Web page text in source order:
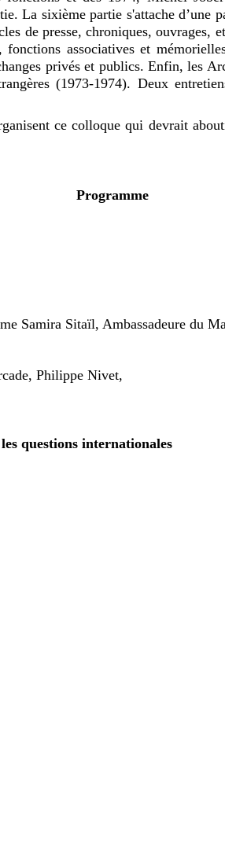
La sixième partie s'attache d’une
de presse, chroniques, ouvrages,
fonctions associatives et
privés et publics. Enfin, les
(1973-1974). Deux
ce colloque qui devrait
Programme
Samira Sitaïl, Ambassadeure du
Philippe Nivet,
questions internationales